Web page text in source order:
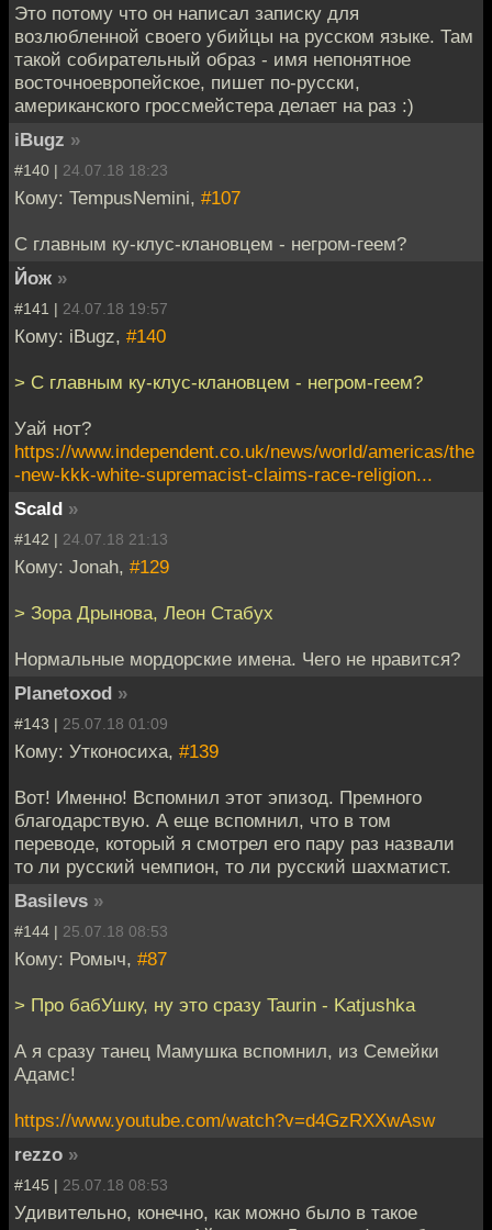
Это потому что он написал записку для
возлюбленной своего убийцы на русском языке. Там
такой собирательный образ - имя непонятное
восточноевропейское, пишет по-русски,
американского гроссмейстера делает на раз :)
iBugz »
#140 | 24.07.18 18:23
Кому: TempusNemini, #107
С главным ку-клус-клановцем - негром-геем?
Йож »
#141 | 24.07.18 19:57
Кому: iBugz, #140
> С главным ку-клус-клановцем - негром-геем?
Уай нот?
https://www.independent.co.uk/news/world/americas/the
-new-kkk-white-supremacist-claims-race-religion...
Scald »
#142 | 24.07.18 21:13
Кому: Jonah, #129
> Зора Дрынова, Леон Стабух
Нормальные мордорские имена. Чего не нравится?
Planetoxod »
#143 | 25.07.18 01:09
Кому: Утконосиха, #139
Вот! Именно! Вспомнил этот эпизод. Премного
благодарствую. А еще вспомнил, что в том
переводе, который я смотрел его пару раз назвали
то ли русский чемпион, то ли русский шахматист.
Basilevs »
#144 | 25.07.18 08:53
Кому: Ромыч, #87
> Про бабУшку, ну это сразу Taurin - Katjushka
А я сразу танец Мамушка вспомнил, из Семейки
Адамс!
https://www.youtube.com/watch?v=d4GzRXXwAsw
rezzo »
#145 | 25.07.18 08:53
Удивительно, конечно, как можно было в такое